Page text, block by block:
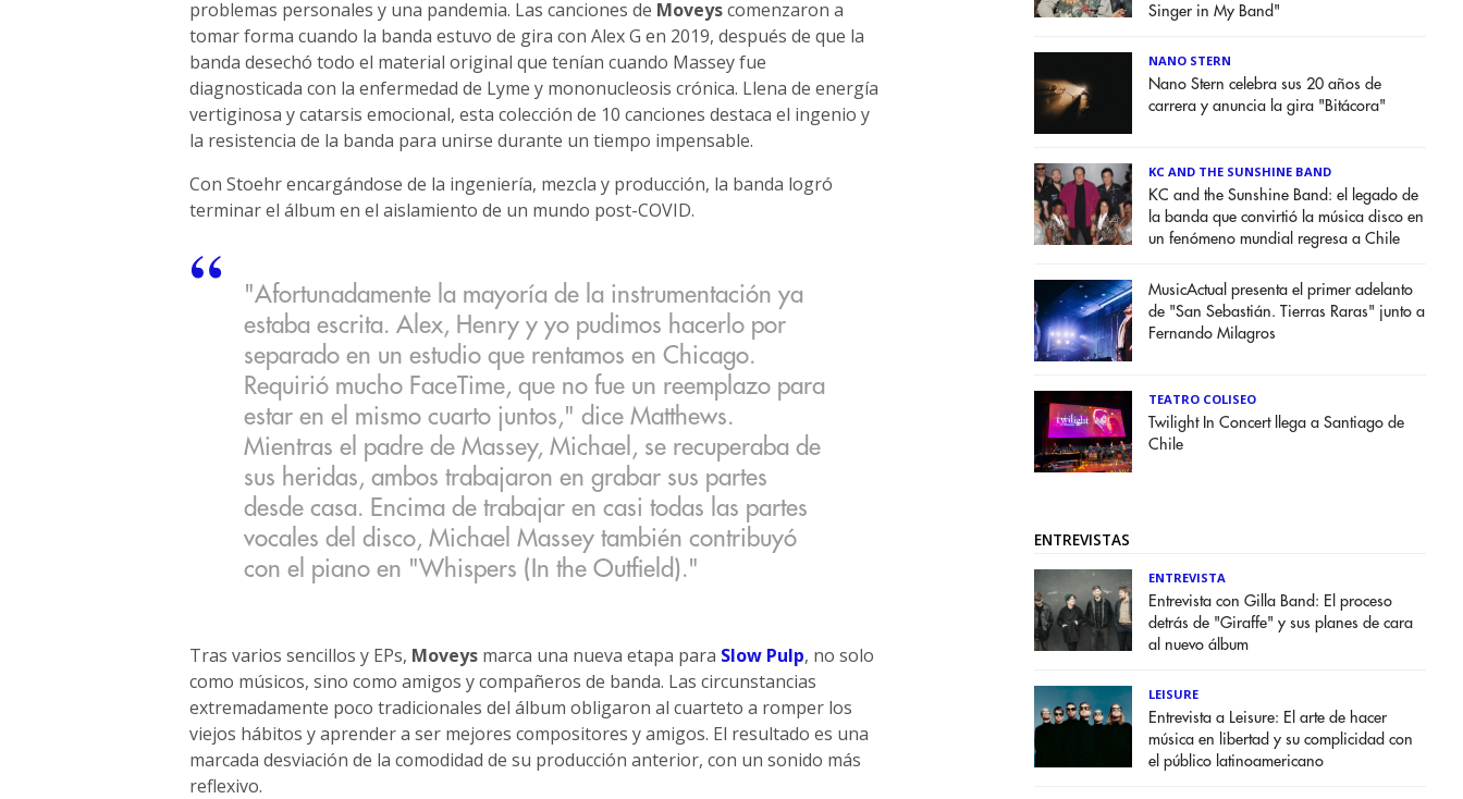
problemas personales y una pandemia. Las canciones de Moveyscomenzaron a
tomar forma cuando la banda estuvo de gira con Alex G en 2019, después de que la
banda desechó todo el material original que tenían cuando Massey fue
diagnosticada con la enfermedad de Lyme y mononucleosis crónica. Llena de energía
vertiginosa y catarsis emocional, esta colección de 10 canciones destaca el ingenio y
la resistencia de la banda para unirse durante un tiempo impensable.
Con Stoehr encargándose de la ingeniería, mezcla y producción, la banda logró
terminar el álbum en el aislamiento de un mundo post-COVID.
"Afortunadamente la mayoría de la instrumentación ya
estaba escrita. Alex, Henry y yo pudimos hacerlo por
separado en un estudio que rentamos en Chicago.
Requirió mucho FaceTime, que no fue un reemplazo para
estar en el mismo cuarto juntos," dice Matthews.
Mientras el padre de Massey, Michael, se recuperaba de
sus heridas, ambos trabajaron en grabar sus partes
desde casa. Encima de trabajar en casi todas las partes
vocales del disco, Michael Massey también contribuyó
con el piano en "Whispers (In the Outfield)."
Tras varios sencillos y EPs, Moveysmarca una nueva etapa para Slow Pulp, no solo
como músicos, sino como amigos y compañeros de banda. Las circunstancias
extremadamente poco tradicionales del álbum obligaron al cuarteto a romper los
viejos hábitos y aprender a ser mejores compositores y amigos. El resultado es una
marcada desviación de la comodidad de su producción anterior, con un sonido más
reflexivo.
Singer in My Band"
NANO STERN
Nano Stern celebra sus 20 años de
carrera y anuncia la gira "Bitácora"
KC AND THE SUNSHINE BAND
KC and the Sunshine Band: el legado de
la banda que convirtió la música disco en
un fenómeno mundial regresa a Chile
MusicActual presenta el primer adelanto
de "San Sebastián. Tierras Raras" junto a
Fernando Milagros
TEATRO COLISEO
Twilight In Concert llega a Santiago de
Chile
ENTREVISTAS
ENTREVISTA
Entrevista con Gilla Band: El proceso
detrás de "Giraffe" y sus planes de cara
al nuevo álbum
LEISURE
Entrevista a Leisure: El arte de hacer
música en libertad y su complicidad con
el público latinoamericano